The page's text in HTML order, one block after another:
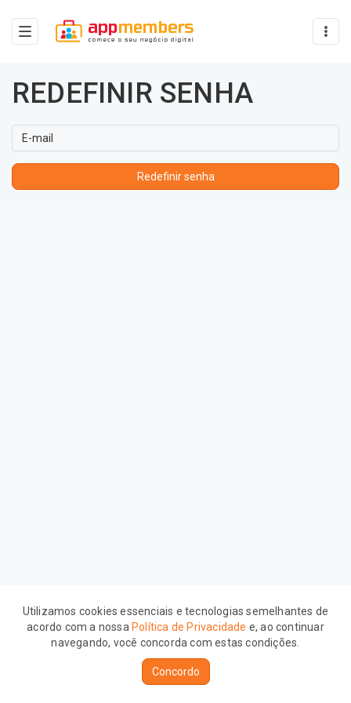
HOME
REDEFINIR SENHA
Email
www.appmembers.com.br
Utilizamos cookies essenciais e tecnologias semelhantes de
acordo com a nossa Política de Privacidade e, ao continuar
navegando, você concorda com estas condições.
Concordo